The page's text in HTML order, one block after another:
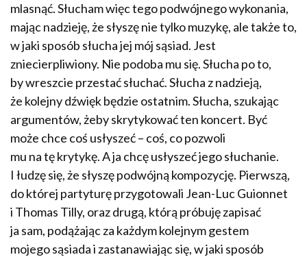
mlasnąć. Słucham więc tego podwójnego wykonania,
mając nadzieję, że słyszę nie tylko muzykę, ale także to,
w jaki sposób słucha jej mój sąsiad. Jest
zniecierpliwiony. Nie podoba mu się. Słucha po to,
by wreszcie przestać słuchać. Słucha z nadzieją,
że kolejny dźwięk będzie ostatnim. Słucha, szukając
argumentów, żeby skrytykować ten koncert. Być
może chce coś usłyszeć – coś, co pozwoli
mu na tę krytykę. A ja chcę usłyszeć jego słuchanie.
I łudzę się, że słyszę podwójną kompozycję. Pierwszą,
do której partyturę przygotowali Jean-Luc Guionnet
i Thomas Tilly, oraz drugą, którą próbuję zapisać
ja sam, podążając za każdym kolejnym gestem
mojego sąsiada i zastanawiając się, w jaki sposób